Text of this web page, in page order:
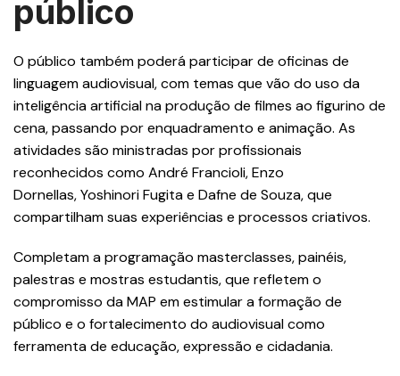
público
O público também poderá participar de oficinas de
linguagem audiovisual, com temas que vão do uso da
inteligência artificial na produção de filmes ao figurino de
cena, passando por enquadramento e animação. As
atividades são ministradas por profissionais
reconhecidos como André Francioli, Enzo
Dornellas, Yoshinori Fugita e Dafne de Souza, que
compartilham suas experiências e processos criativos.
Completam a programação masterclasses, painéis,
palestras e mostras estudantis, que refletem o
compromisso da MAP em estimular a formação de
público e o fortalecimento do audiovisual como
ferramenta de educação, expressão e cidadania.